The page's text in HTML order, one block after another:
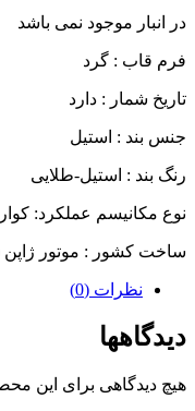
در انبار موجود نمی باشد
فرم قاب : گرد
تاریخ شمار : دارد
جنس بند : استیل
رنگ بند : استیل-طلایی
نوع مکانیسم عملکرد:
ساخت کشور : موتور ژاپن
نظرات (0)
دیدگاهها
هیچ دیدگاهی برای این